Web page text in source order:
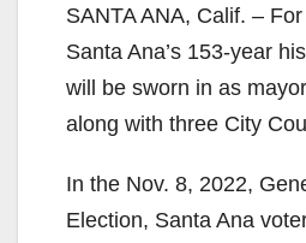
SANTA ANA, Calif. –
Santa Ana’s 153-year
will be sworn in as
along with three City
In the Nov. 8, 2022,
Election, Santa Ana